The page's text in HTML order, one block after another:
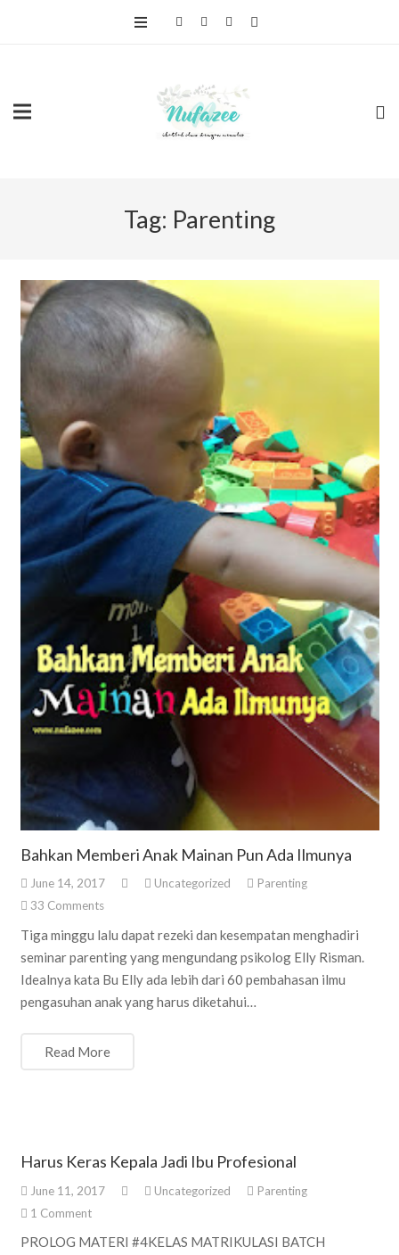
Tag: Parenting
Bahkan Memberi Anak Mainan Pun Ada Ilmunya
June 14, 2017 Uncategorized
Parenting
33 Comments
Tiga minggu lalu dapat rezeki dan kesempatan menghadiri
seminar parenting yang mengundang psikolog Elly Risman.
Idealnya kata Bu Elly ada lebih dari 60 pembahasan ilmu
pengasuhan anak yang harus diketahui…
Read More
Harus Keras Kepala Jadi Ibu Profesional
June 11, 2017 Uncategorized
Parenting
1 Comment
PROLOG MATERI #4KELAS MATRIKULASI BATCH